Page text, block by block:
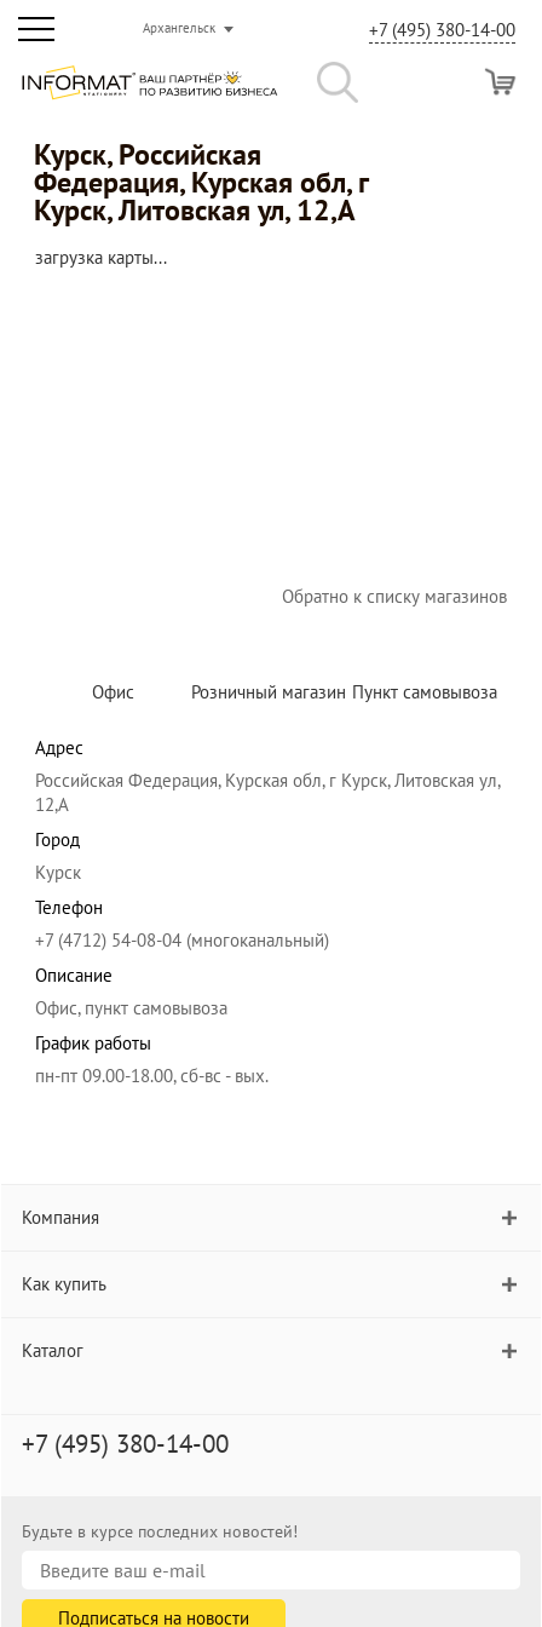
Архангельск +7 (495) 380-14-00
Курск, Российская
Федерация, Курская обл, г
Курск, Литовская ул, 12,А
загрузка карты...
Обратно к списку магазинов
Офис Розничный магазин Пункт самовывоза
Адрес
Российская Федерация, Курская обл, г Курск, Литовская ул,
12,А
Город
Курск
Телефон
+7 (4712) 54-08-04 (многоканальный)
Описание
Офис, пункт самовывоза
График работы
пн-пт 09.00-18.00, сб-вс - вых.
Компания
Как купить
Каталог
+7 (495) 380-14-00
Будьте в курсе последних новостей!